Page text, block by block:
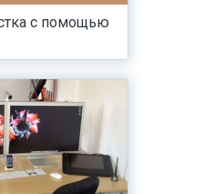
с помощью